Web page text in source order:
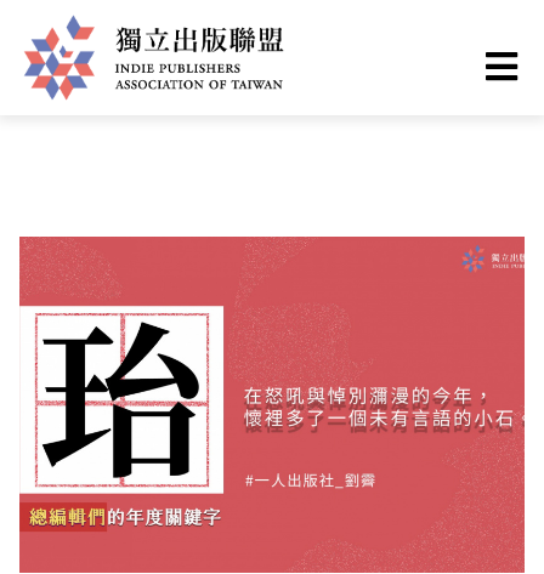
to
main
d
i
e
P
u
b
l
You
are
Home ❯ 出版現場